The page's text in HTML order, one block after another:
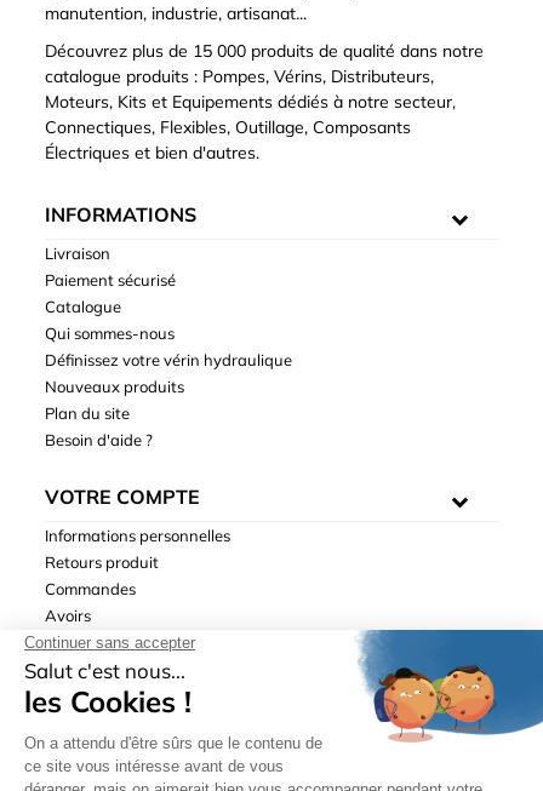
manutention, industrie, artisanat...
Découvrez plus de 15 000 produits de qualité dans notre
catalogue produits : Pompes, Vérins, Distributeurs,
Moteurs, Kits et Equipements dédiés à notre secteur,
Connectiques, Flexibles, Outillage, Composants
Électriques et bien d'autres.
INFORMATIONS
Livraison
Paiement sécurisé
Catalogue
Qui sommes-nous
Définissez votre vérin hydraulique
Nouveaux produits
Plan du site
Besoin d'aide ?
VOTRE COMPTE
Informations personnelles
Retours produit
Commandes
Avoirs
Adresses
Bons de réduction